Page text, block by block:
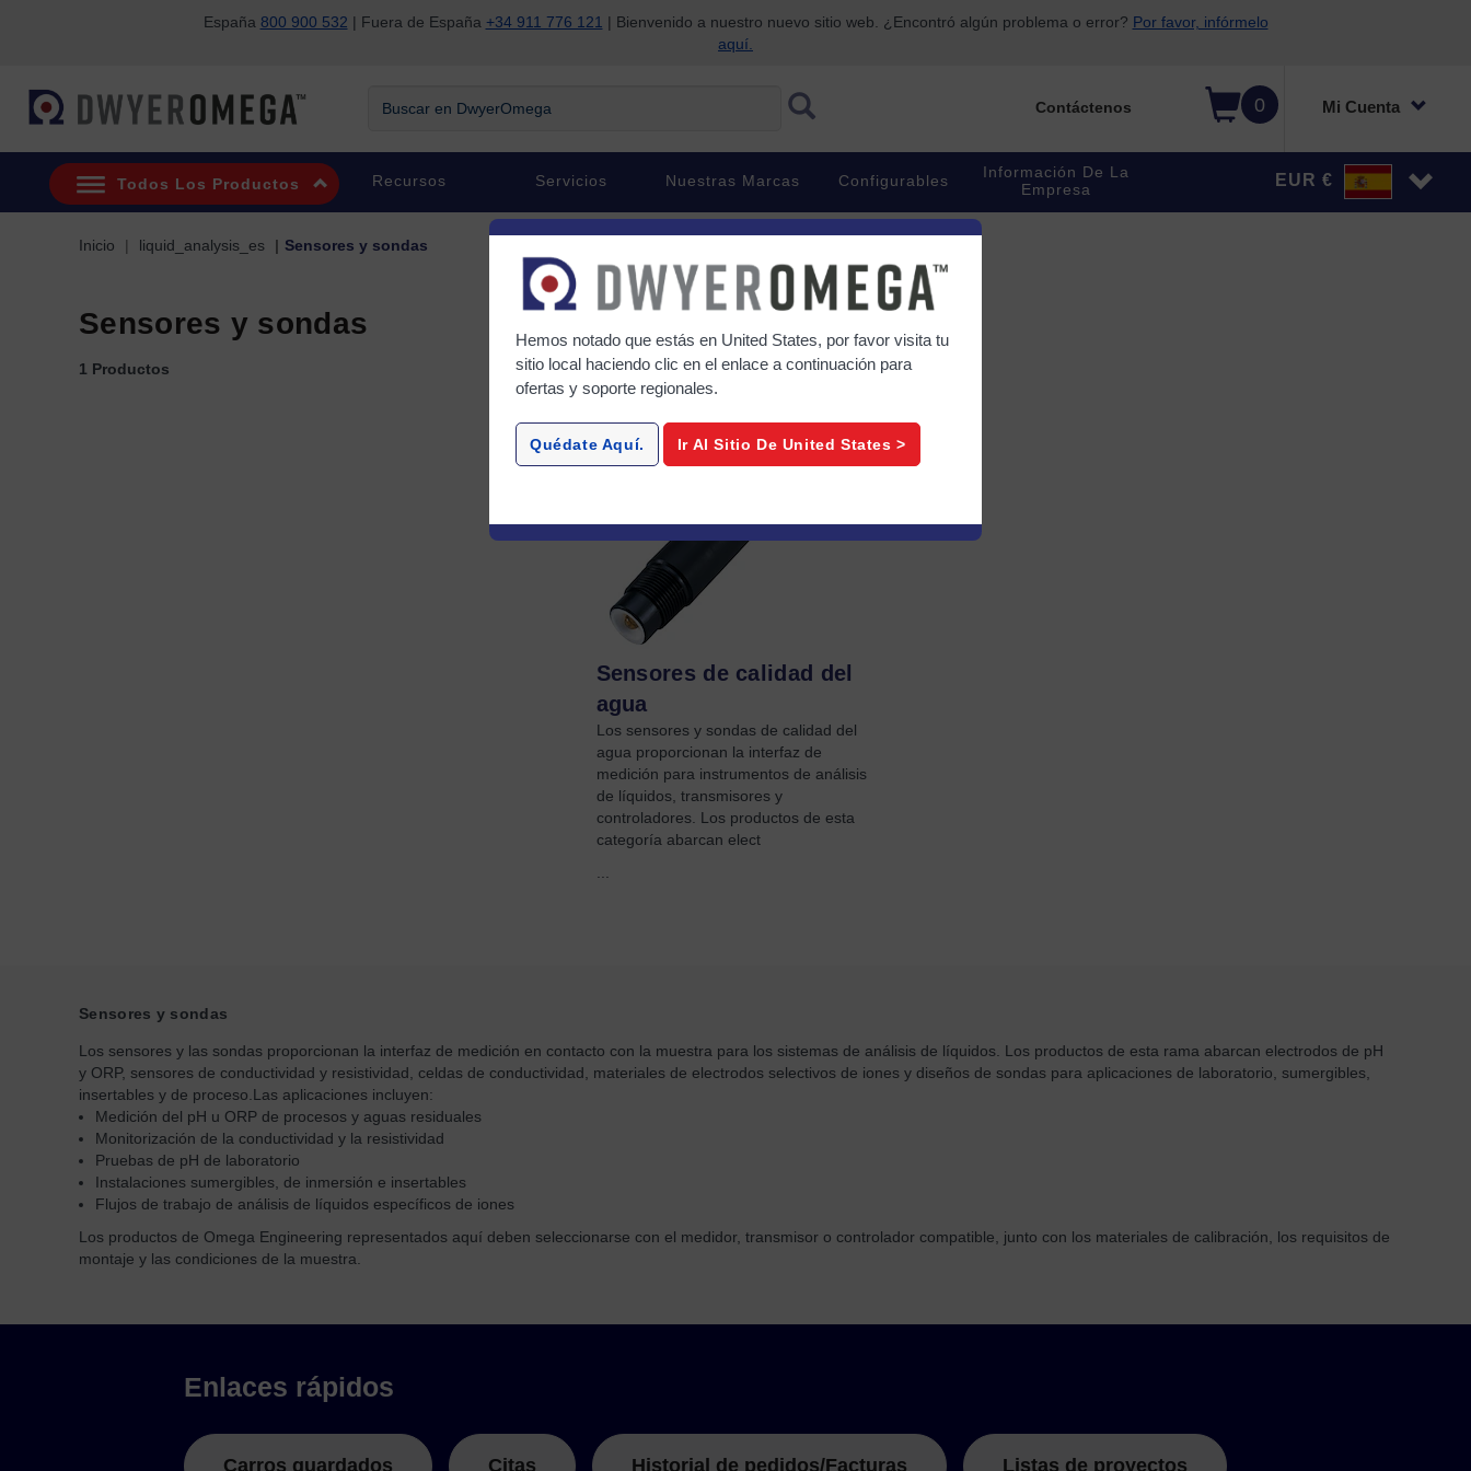
España 800 900 532 | Fuera de España +34 911 776 121 | Bienvenido a nuestro nuevo sitio web. ¿Encontró algún problema o error? Por favor, infórmelo
aquí.
0 Mi Cuenta
Contáctenos
Todos Los Productos Recursos Servicios Nuestras Marcas Configurables
Información De La
Empresa
EUR €
Inicio liquid_analysis_es Sensores y sondas
Sensores y sondas
1 Productos
Sensores de calidad del
agua
Los sensores y sondas de calidad del
agua proporcionan la interfaz de
medición para instrumentos de análisis
de líquidos, transmisores y
controladores. Los productos de esta
categoría abarcan elect
Sensores y sondas
Los sensores y las sondas proporcionan la interfaz de medición en contacto con la muestra para los sistemas de análisis de líquidos. Los productos de esta rama abarcan electrodos de pH
y ORP, sensores de conductividad y resistividad, celdas de conductividad, materiales de electrodos selectivos de iones y diseños de sondas para aplicaciones de laboratorio, sumergibles,
insertables y de proceso. Las aplicaciones incluyen:
Medición del pH u ORP de procesos y aguas residuales
Monitorización de la conductividad y la resistividad
Pruebas de pH de laboratorio
Instalaciones sumergibles, de inmersión e insertables
Flujos de trabajo de análisis de líquidos específicos de iones
Los productos de Omega Engineering representados aquí deben seleccionarse con el medidor, transmisor o controlador compatible, junto con los materiales de calibración, los requisitos de
montaje y las condiciones de la muestra.
Enlaces rápidos
Carros guardados Citas Historial de pedidos/Facturas Listas de proyectos
Hemos notado que estás en United States, por favor visita tu
sitio local haciendo clic en el enlace a continuación para
ofertas y soporte regionales.
Quédate Aquí. Ir Al Sitio De United States >